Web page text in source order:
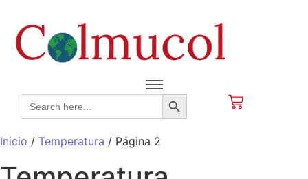
Search
for:
Search Button
Inicio / Temperatura / Página 2